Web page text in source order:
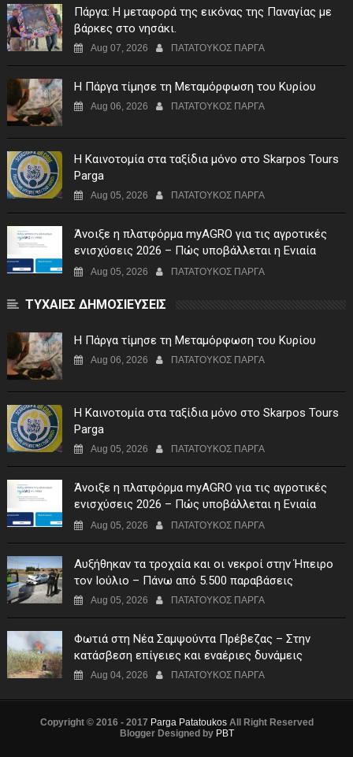
Πάργα: Η μεταφορά της εικόνας της Παναγίας με
βάρκες στο νησάκι.
Aug 07, 2026 ΠΑΤΑΤΟΥΚΟΣ ΠΑΡΓΑ
Η Πάργα τίμησε τη Μεταμόρφωση του Κυρίου
Aug 06, 2026 ΠΑΤΑΤΟΥΚΟΣ ΠΑΡΓΑ
Η Καινοτομία στα ταξίδια μόνο στο Skarpos Tours
Parga
Aug 05, 2026 ΠΑΤΑΤΟΥΚΟΣ ΠΑΡΓΑ
Άνοιξε η πλατφόρμα myAGRO για τις αγροτικές
ενισχύσεις 2026 – Πώς υποβάλλεται η Ενιαία
Αίτηση Ενίσχυσης
Aug 05, 2026 ΠΑΤΑΤΟΥΚΟΣ ΠΑΡΓΑ
ΤΥΧΑΙΕΣ ΔΗΜΟΣΙΕΥΣΕΙΣ
Η Πάργα τίμησε τη Μεταμόρφωση του Κυρίου
Aug 06, 2026 ΠΑΤΑΤΟΥΚΟΣ ΠΑΡΓΑ
Η Καινοτομία στα ταξίδια μόνο στο Skarpos Tours
Parga
Aug 05, 2026 ΠΑΤΑΤΟΥΚΟΣ ΠΑΡΓΑ
Άνοιξε η πλατφόρμα myAGRO για τις αγροτικές
ενισχύσεις 2026 – Πώς υποβάλλεται η Ενιαία
Αίτηση Ενίσχυσης
Aug 05, 2026 ΠΑΤΑΤΟΥΚΟΣ ΠΑΡΓΑ
Αυξήθηκαν τα τροχαία και οι νεκροί στην Ήπειρο
τον Ιούλιο – Πάνω από 5.500 παραβάσεις
Aug 05, 2026 ΠΑΤΑΤΟΥΚΟΣ ΠΑΡΓΑ
Φωτιά στη Νέα Σαμψούντα Πρέβεζας – Στην
κατάσβεση επίγειες και εναέριες δυνάμεις
Aug 04, 2026 ΠΑΤΑΤΟΥΚΟΣ ΠΑΡΓΑ
Copyright © 2016 - 2017 Parga PatatoukosAll Right Reserved
Blogger Designed by PBT